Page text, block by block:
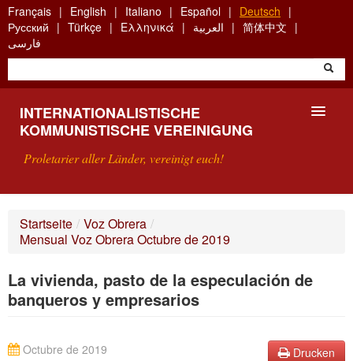
Skip
to
main
content
Français English Italiano Español
Deutsch
Русский
Türkçe Ελληνικά العربية
简体中文
فارسی
INTERNATIONALISTISCHE
KOMMUNISTISCHE VEREINIGUNG
Proletarier aller Länder, vereinigt euch!
WAS IST DIE IKV?
SUCHE
KONTAKT
Startseite / Voz Obrera /
Mensual Voz Obrera Octubre de 2019
La vivienda, pasto de la especulación de
banqueros y empresarios
Drucken
Octubre de 2019